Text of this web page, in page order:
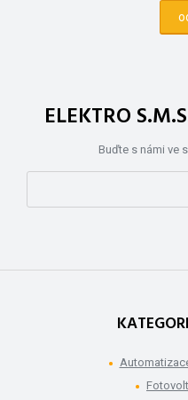
ELEKTRO
Buďte s námi ve